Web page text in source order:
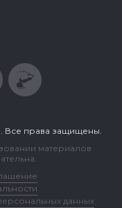
Все права защищены.
материалов
данных